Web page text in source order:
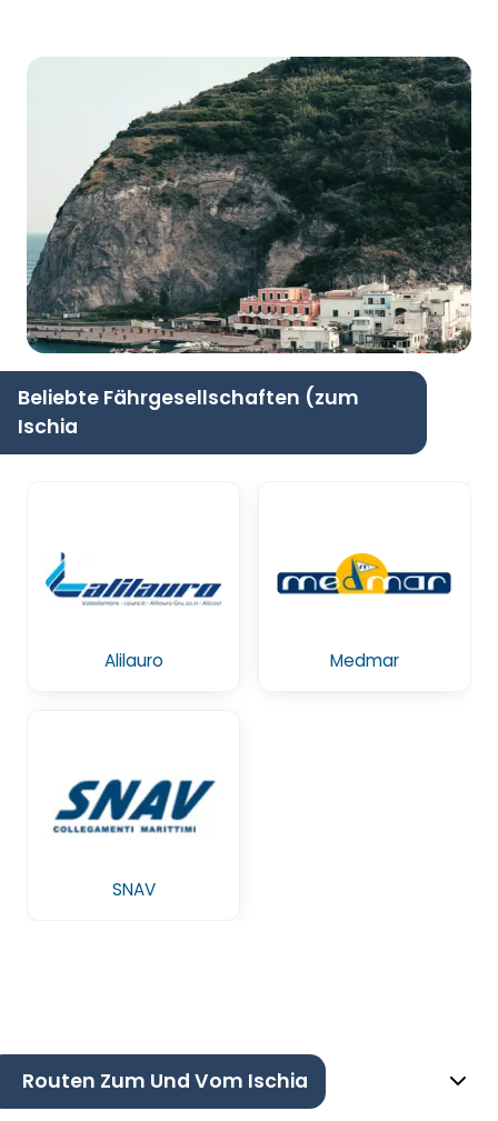
Beliebte Fährgesellschaften (zum
Ischia
Alilauro Medmar
SNAV
Routen Zum Und Vom Ischia